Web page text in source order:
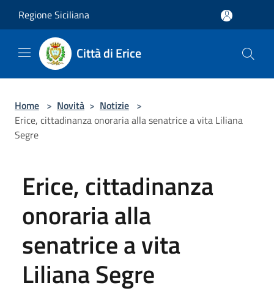
Regione Siciliana
Città di Erice
Home > Novità > Notizie >
Erice, cittadinanza onoraria alla senatrice a vita Liliana
Segre
Erice, cittadinanza
onoraria alla
senatrice a vita
Liliana Segre